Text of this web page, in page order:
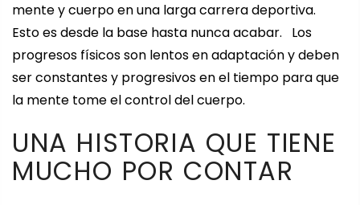
mente y cuerpo en una larga carrera deportiva.
Esto es desde la base hasta nunca acabar. Los
progresos físicos son lentos en adaptación y deben
ser constantes y progresivos en el tiempo para que
la mente tome el control del cuerpo.
UNA HISTORIA QUE TIENE
MUCHO POR CONTAR